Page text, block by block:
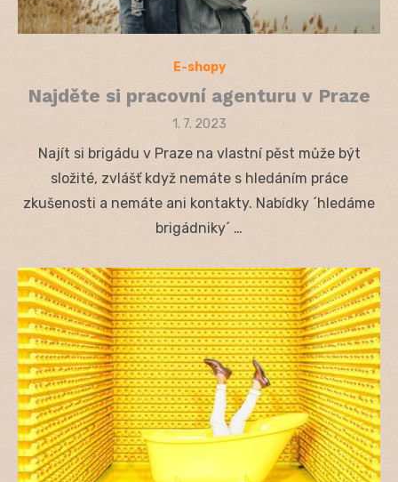
E-shopy
Najděte si pracovní agenturu v Praze
Posted
1. 7. 2023
Najít si brigádu v Praze na vlastní pěst může být
složité, zvlášť když nemáte s hledáním práce
zkušenosti a nemáte ani kontakty. Nabídky ´hledáme
brigádniky´ …